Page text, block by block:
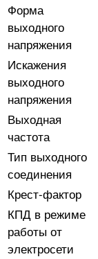
Форма
выходного
напряжения
Искажения
выходного
напряжения
Выходная
частота
Тип выходного
соединения
Крест-фактор
КПД в режиме
работы от
электросети